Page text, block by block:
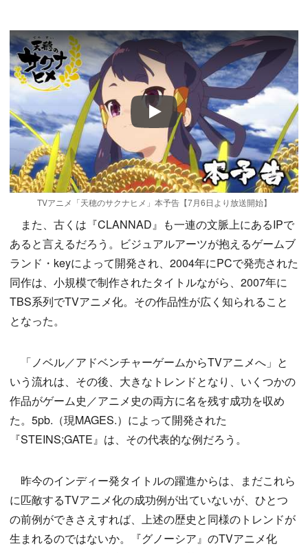
Play
TVアニメ「天穂のサクナヒメ」本予告【7月6日より放送開始】
また、古くは『CLANNAD』も一連の文脈上にあるIPで
あると言えるだろう。ビジュアルアーツが抱えるゲームブ
ランド・keyによって開発され、2004年にPCで発売された
同作は、小規模で制作されたタイトルながら、2007年に
TBS系列でTVアニメ化。その作品性が広く知られること
となった。
「ノベル／アドベンチャーゲームからTVアニメへ」と
いう流れは、その後、大きなトレンドとなり、いくつかの
作品がゲーム史／アニメ史の両方に名を残す成功を収め
た。5pb.（現MAGES.）によって開発された
『STEINS;GATE』は、その代表的な例だろう。
昨今のインディー発タイトルの躍進からは、まだこれら
に匹敵するTVアニメ化の成功例が出ていないが、ひとつ
の前例ができさえすれば、上述の歴史と同様のトレンドが
生まれるのではないか。『グノーシア』のTVアニメ化